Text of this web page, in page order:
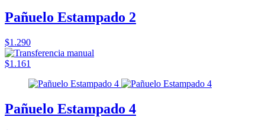
Pañuelo Estampado 2
$1.290
$1.161
Pañuelo Estampado 4